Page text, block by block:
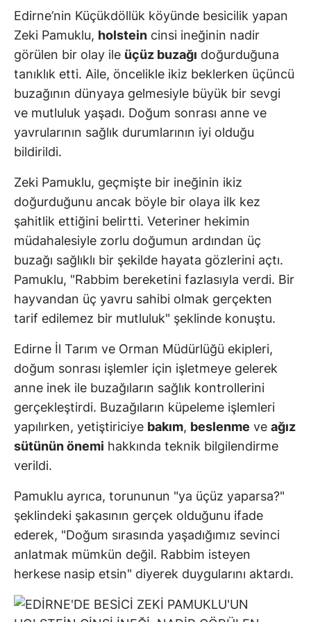
Edirne’nin Küçükdöllük köyünde besicilik yapan
Zeki Pamuklu, holstein cinsi ineğinin nadir
görülen bir olay ile üçüz buzağı doğurduğuna
tanıklık etti. Aile, öncelikle ikiz beklerken üçüncü
buzağının dünyaya gelmesiyle büyük bir sevgi
ve mutluluk yaşadı. Doğum sonrası anne ve
yavrularının sağlık durumlarının iyi olduğu
bildirildi.
Zeki Pamuklu, geçmişte bir ineğinin ikiz
doğurduğunu ancak böyle bir olaya ilk kez
şahitlik ettiğini belirtti. Veteriner hekimin
müdahalesiyle zorlu doğumun ardından üç
buzağı sağlıklı bir şekilde hayata gözlerini açtı.
Pamuklu, "Rabbim bereketini fazlasıyla verdi. Bir
hayvandan üç yavru sahibi olmak gerçekten
tarif edilemez bir mutluluk" şeklinde konuştu.
Edirne İl Tarım ve Orman Müdürlüğü ekipleri,
doğum sonrası işlemler için işletmeye gelerek
anne inek ile buzağıların sağlık kontrollerini
gerçekleştirdi. Buzağıların küpeleme işlemleri
yapılırken, yetiştiriciye bakım, beslenme ve ağız
sütünün önemi hakkında teknik bilgilendirme
verildi.
Pamuklu ayrıca, torununun "ya üçüz yaparsa?"
şeklindeki şakasının gerçek olduğunu ifade
ederek, "Doğum sırasında yaşadığımız sevinci
anlatmak mümkün değil. Rabbim isteyen
herkese nasip etsin" diyerek duygularını aktardı.